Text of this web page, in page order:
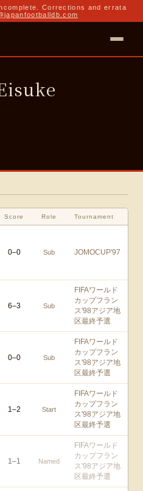
Corrections and errata
Score Role Tournament
0–0 Sub JOMOCUP'97
6–3 Sub
FIFAワールド
カップフラン
ス'98アジア地
区最終予選
0–0 Sub
FIFAワールド
カップフラン
ス'98アジア地
区最終予選
1–2 Start
FIFAワールド
カップフラン
ス'98アジア地
区最終予選
1–1 Named
FIFAワールド
カップフラン
ス'98アジア地
区最終予選